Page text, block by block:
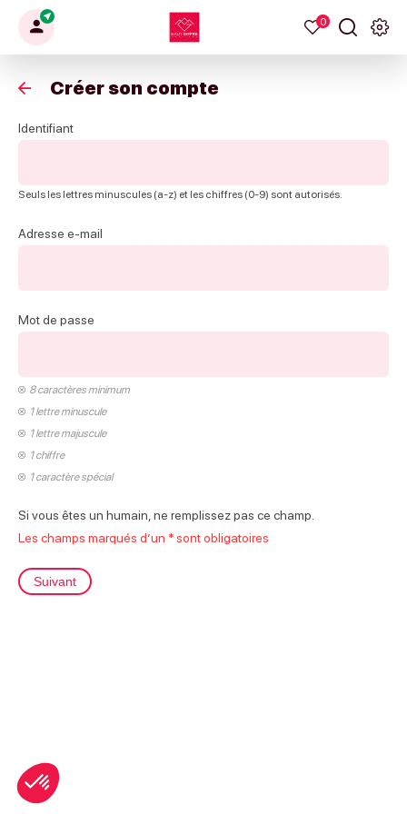
Mon
profil
My
Giffre
Mes
favoris
0
Je
recherche
Retour
Créer son compte
Identifiant
Seuls les lettres minuscules (a-z) et les chiffres (0-9) sont autorisés.
Adresse e-mail
Mot de passe
8 caractères minimum
1 lettre minuscule
1 lettre majuscule
1 chiffre
1 caractère spécial
Si vous êtes un humain, ne remplissez pas ce champ.
Les champs marqués d’un * sont obligatoires
Suivant